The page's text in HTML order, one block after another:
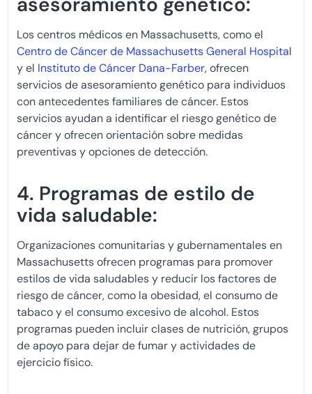
Los centros médicos en Massachusetts, como el
Centro de Cáncer de Massachusetts General Hospital
y el Instituto de Cáncer Dana-Farber, ofrecen
servicios de asesoramiento genético para individuos
con antecedentes familiares de cáncer. Estos
servicios ayudan a identificar el riesgo genético de
cáncer y ofrecen orientación sobre medidas
preventivas y opciones de detección.
4. Programas de estilo de
vida saludable:
Organizaciones comunitarias y gubernamentales en
Massachusetts ofrecen programas para promover
estilos de vida saludables y reducir los factores de
riesgo de cáncer, como la obesidad, el consumo de
tabaco y el consumo excesivo de alcohol. Estos
programas pueden incluir clases de nutrición, grupos
de apoyo para dejar de fumar y actividades de
ejercicio físico.